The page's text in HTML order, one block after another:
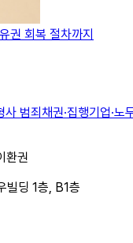
권 회복 절차까지
사 범죄 채권·집행기업·노
환권
빌딩 1층, B1층